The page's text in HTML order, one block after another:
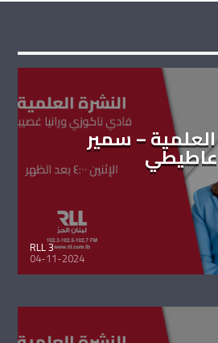
– سمير
RLL 3
04-11-2024